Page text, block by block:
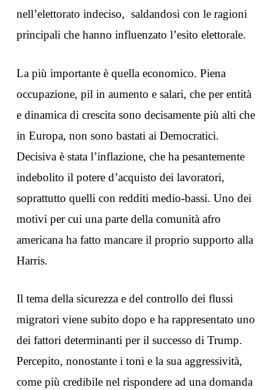
nell’elettorato indeciso, saldandosi con le ragioni
principali che hanno influenzato l’esito elettorale.
La più importante è quella economico. Piena
occupazione, pil in aumento e salari, che per entità
e dinamica di crescita sono decisamente più alti che
in Europa, non sono bastati ai Democratici.
Decisiva è stata l’inflazione, che ha pesantemente
indebolito il potere d’acquisto dei lavoratori,
soprattutto quelli con redditi medio-bassi. Uno dei
motivi per cui una parte della comunità afro
americana ha fatto mancare il proprio supporto alla
Harris.
Il tema della sicurezza e del controllo dei flussi
migratori viene subito dopo e ha rappresentato uno
dei fattori determinanti per il successo di Trump.
Percepito, nonostante i toni e la sua aggressività,
come più credibile nel rispondere ad una domanda